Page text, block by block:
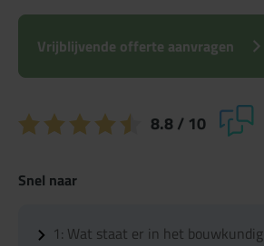
Vrijblijvende offerte aanvragen
8.8/ 10
Snel naar
1: Wat staat er in het